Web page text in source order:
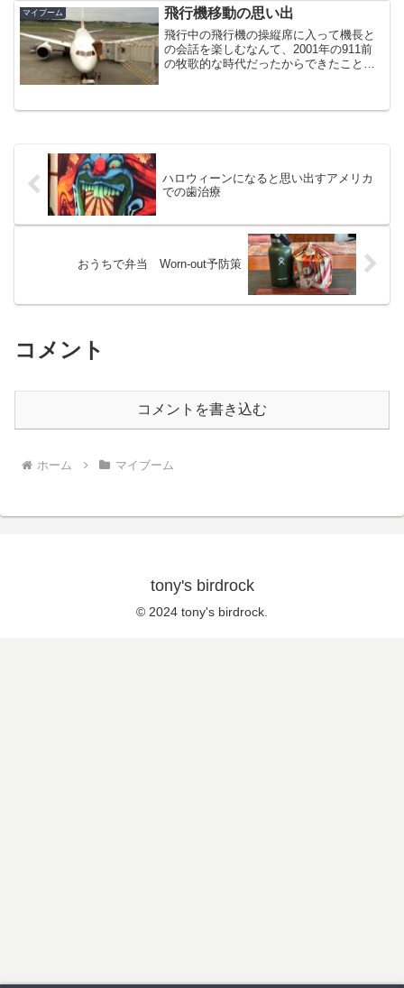
き撮影した西口歩道橋を撮りました
マイブーム 飛行機移動の思い出
飛行中の飛行機の操縦席に入って機長と
の会話を楽しむなんて、2001年の911前
の牧歌的な時代だったからできたこと
界平和に近づいていくことを祈ります
ハロウィーンになると思い出すアメリカ
での歯治療
おうちで弁当 Worn-out予防策
コメント
コメントを書き込む
ホーム マイブーム
tony's birdrock
© 2024 tony's birdrock.